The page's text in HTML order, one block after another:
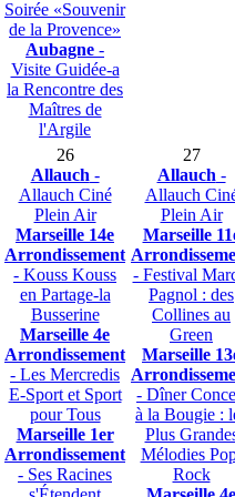
Soirée «Souvenir
de la Provence»
Aubagne -
Visite Guidée-a
la Rencontre des
Maîtres de
l'Argile
26
Allauch -
Allauch Ciné
Plein Air
Marseille 14e
Arrondissement
- Kouss Kouss
en Partage-la
Busserine
Marseille 4e
Arrondissement
- Les Mercredis
E-Sport et Sport
pour Tous
Marseille 1er
Arrondissement
- Ses Racines
27
Allauch -
Allauch
Plein Air
Marseille
- Festival
Pagnol : des
Collines au
Green
Marseille
- Dîner
à la Bougie :
Plus
Mélodies
Rock